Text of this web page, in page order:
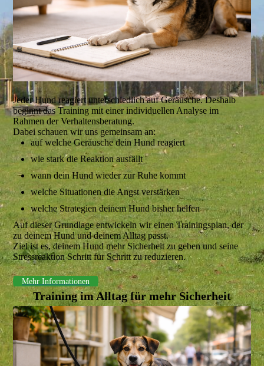
Jeder Hund reagiert unterschiedlich auf Geräusche. Deshalb
beginnt das Training mit einer individuellen Analyse im
Rahmen der Verhaltensberatung.
Dabei schauen wir uns gemeinsam an:
auf welche Geräusche dein Hund reagiert
wie stark die Reaktion ausfällt
wann dein Hund wieder zur Ruhe kommt
welche Situationen die Angst verstärken
welche Strategien deinem Hund bisher helfen
Auf dieser Grundlage entwickeln wir einen Trainingsplan, der
zu deinem Hund und deinem Alltag passt.
Ziel ist es, deinem Hund mehr Sicherheit zu geben und seine
Stressreaktion Schritt für Schritt zu reduzieren.
Mehr Informationen
Training im Alltag für mehr Sicherheit